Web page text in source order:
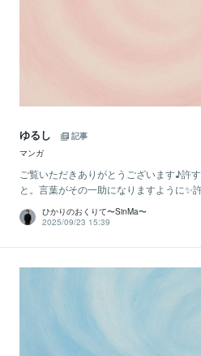
ゆるし
記事
マンガ
ご覧いただきありがとうございます♪許
と。言葉がその一助になりますように✨
ひかりのおくりて〜SinMa〜
2025/09/23 15:39